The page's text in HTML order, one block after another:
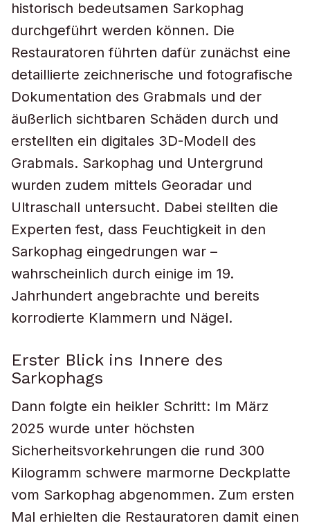
historisch bedeutsamen Sarkophag
durchgeführt werden können. Die
Restauratoren führten dafür zunächst eine
detaillierte zeichnerische und fotografische
Dokumentation des Grabmals und der
äußerlich sichtbaren Schäden durch und
erstellten ein digitales 3D-Modell des
Grabmals. Sarkophag und Untergrund
wurden zudem mittels Georadar und
Ultraschall untersucht. Dabei stellten die
Experten fest, dass Feuchtigkeit in den
Sarkophag eingedrungen war –
wahrscheinlich durch einige im 19.
Jahrhundert angebrachte und bereits
korrodierte Klammern und Nägel.
Erster Blick ins Innere des
Sarkophags
Dann folgte ein heikler Schritt: Im März
2025 wurde unter höchsten
Sicherheitsvorkehrungen die rund 300
Kilogramm schwere marmorne Deckplatte
vom Sarkophag abgenommen. Zum ersten
Mal erhielten die Restauratoren damit einen